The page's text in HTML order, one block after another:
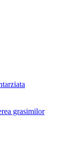
grasimilor